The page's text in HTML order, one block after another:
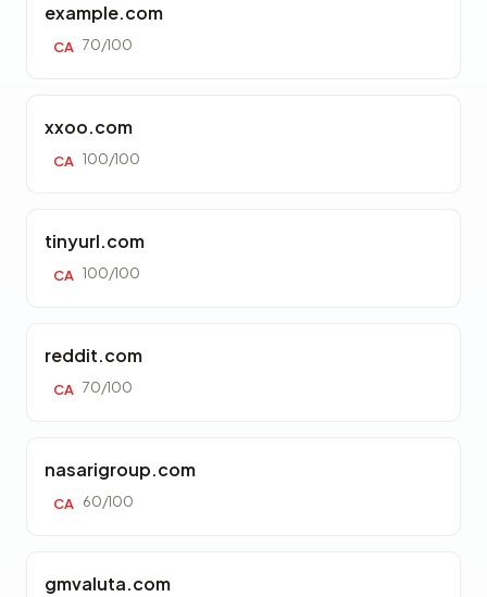
example.com
CA 70/100
xxoo.com
CA 100/100
tinyurl.com
CA 100/100
reddit.com
CA 70/100
nasarigroup.com
CA 60/100
gmvaluta.com